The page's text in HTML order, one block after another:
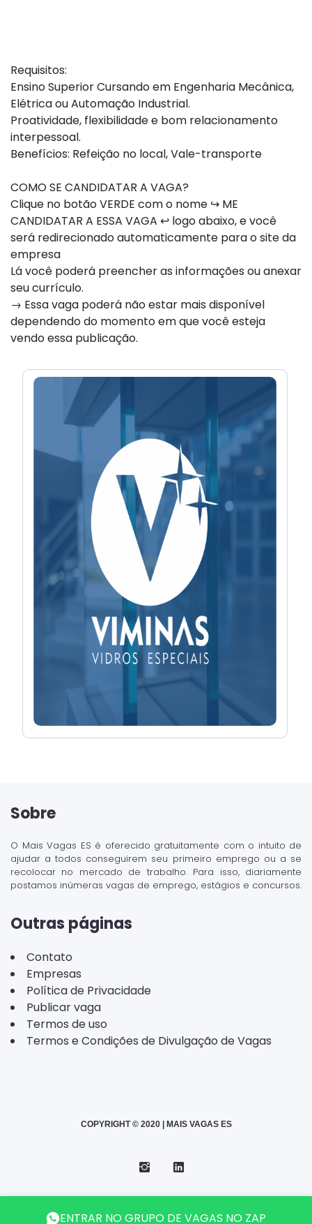
Requisitos:
Ensino Superior Cursando em Engenharia Mecânica,
Elétrica ou Automação Industrial.
Proatividade, flexibilidade e bom relacionamento
interpessoal.
Benefícios: Refeição no local, Vale-transporte
COMO SE CANDIDATAR A VAGA?
Clique no botão VERDE com o nome ↪ ME
CANDIDATAR A ESSA VAGA ↩ logo abaixo, e você
será redirecionado automaticamente para o site da
empresa
Lá você poderá preencher as informações ou anexar
seu currículo.
→ Essa vaga poderá não estar mais disponível
dependendo do momento em que você esteja
vendo essa publicação.
Sobre
O Mais Vagas ES é oferecido gratuitamente com o intuito de
ajudar a todos conseguirem seu primeiro emprego ou a se
recolocar no mercado de trabalho. Para isso, diariamente
postamos inúmeras vagas de emprego, estágios e concursos.
Outras páginas
Contato
Empresas
Política de Privacidade
Publicar vaga
Termos de uso
Termos e Condições de Divulgação de Vagas
COPYRIGHT © 2020 | MAIS VAGAS ES
Instagram
Telegram
LinkedIn
ENTRAR NO GRUPO DE VAGAS NO ZAP